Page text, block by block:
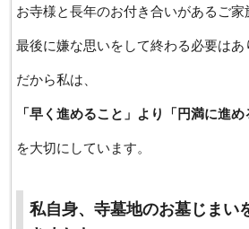
お寺様と長年のお付き合いがあるご家
最後に嫌な思いをして終わる必要はあ
だから私は、
「早く進めること」より「円満に進め
を大切にしています。
私自身、寺墓地のお墓じまい